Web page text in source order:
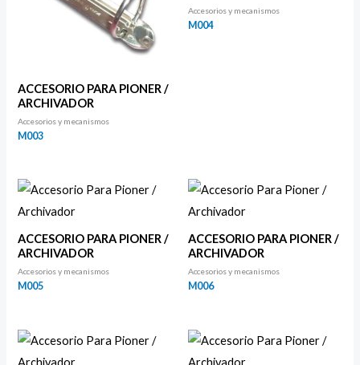
ACCESORIO PARA PIONER /
ARCHIVADOR
Accesorios y mecanismos
M003
Accesorios y mecanismos
M004
ACCESORIO PARA PIONER /
ARCHIVADOR
Accesorios y mecanismos
M005
ACCESORIO PARA PIONER /
ARCHIVADOR
Accesorios y mecanismos
M006